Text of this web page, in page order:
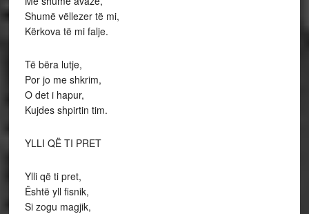
Shumë vëllezer të mi,
Kërkova të mi falje.
Të bëra lutje,
Por jo me shkrim,
O det i hapur,
Kujdes shpirtin tim.
YLLI QË TI PRET
Ylli që ti pret,
Është yll fisnik,
Si zogu magjik,